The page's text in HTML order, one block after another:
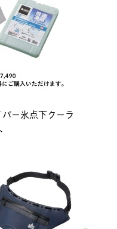
パー氷点下クーラ